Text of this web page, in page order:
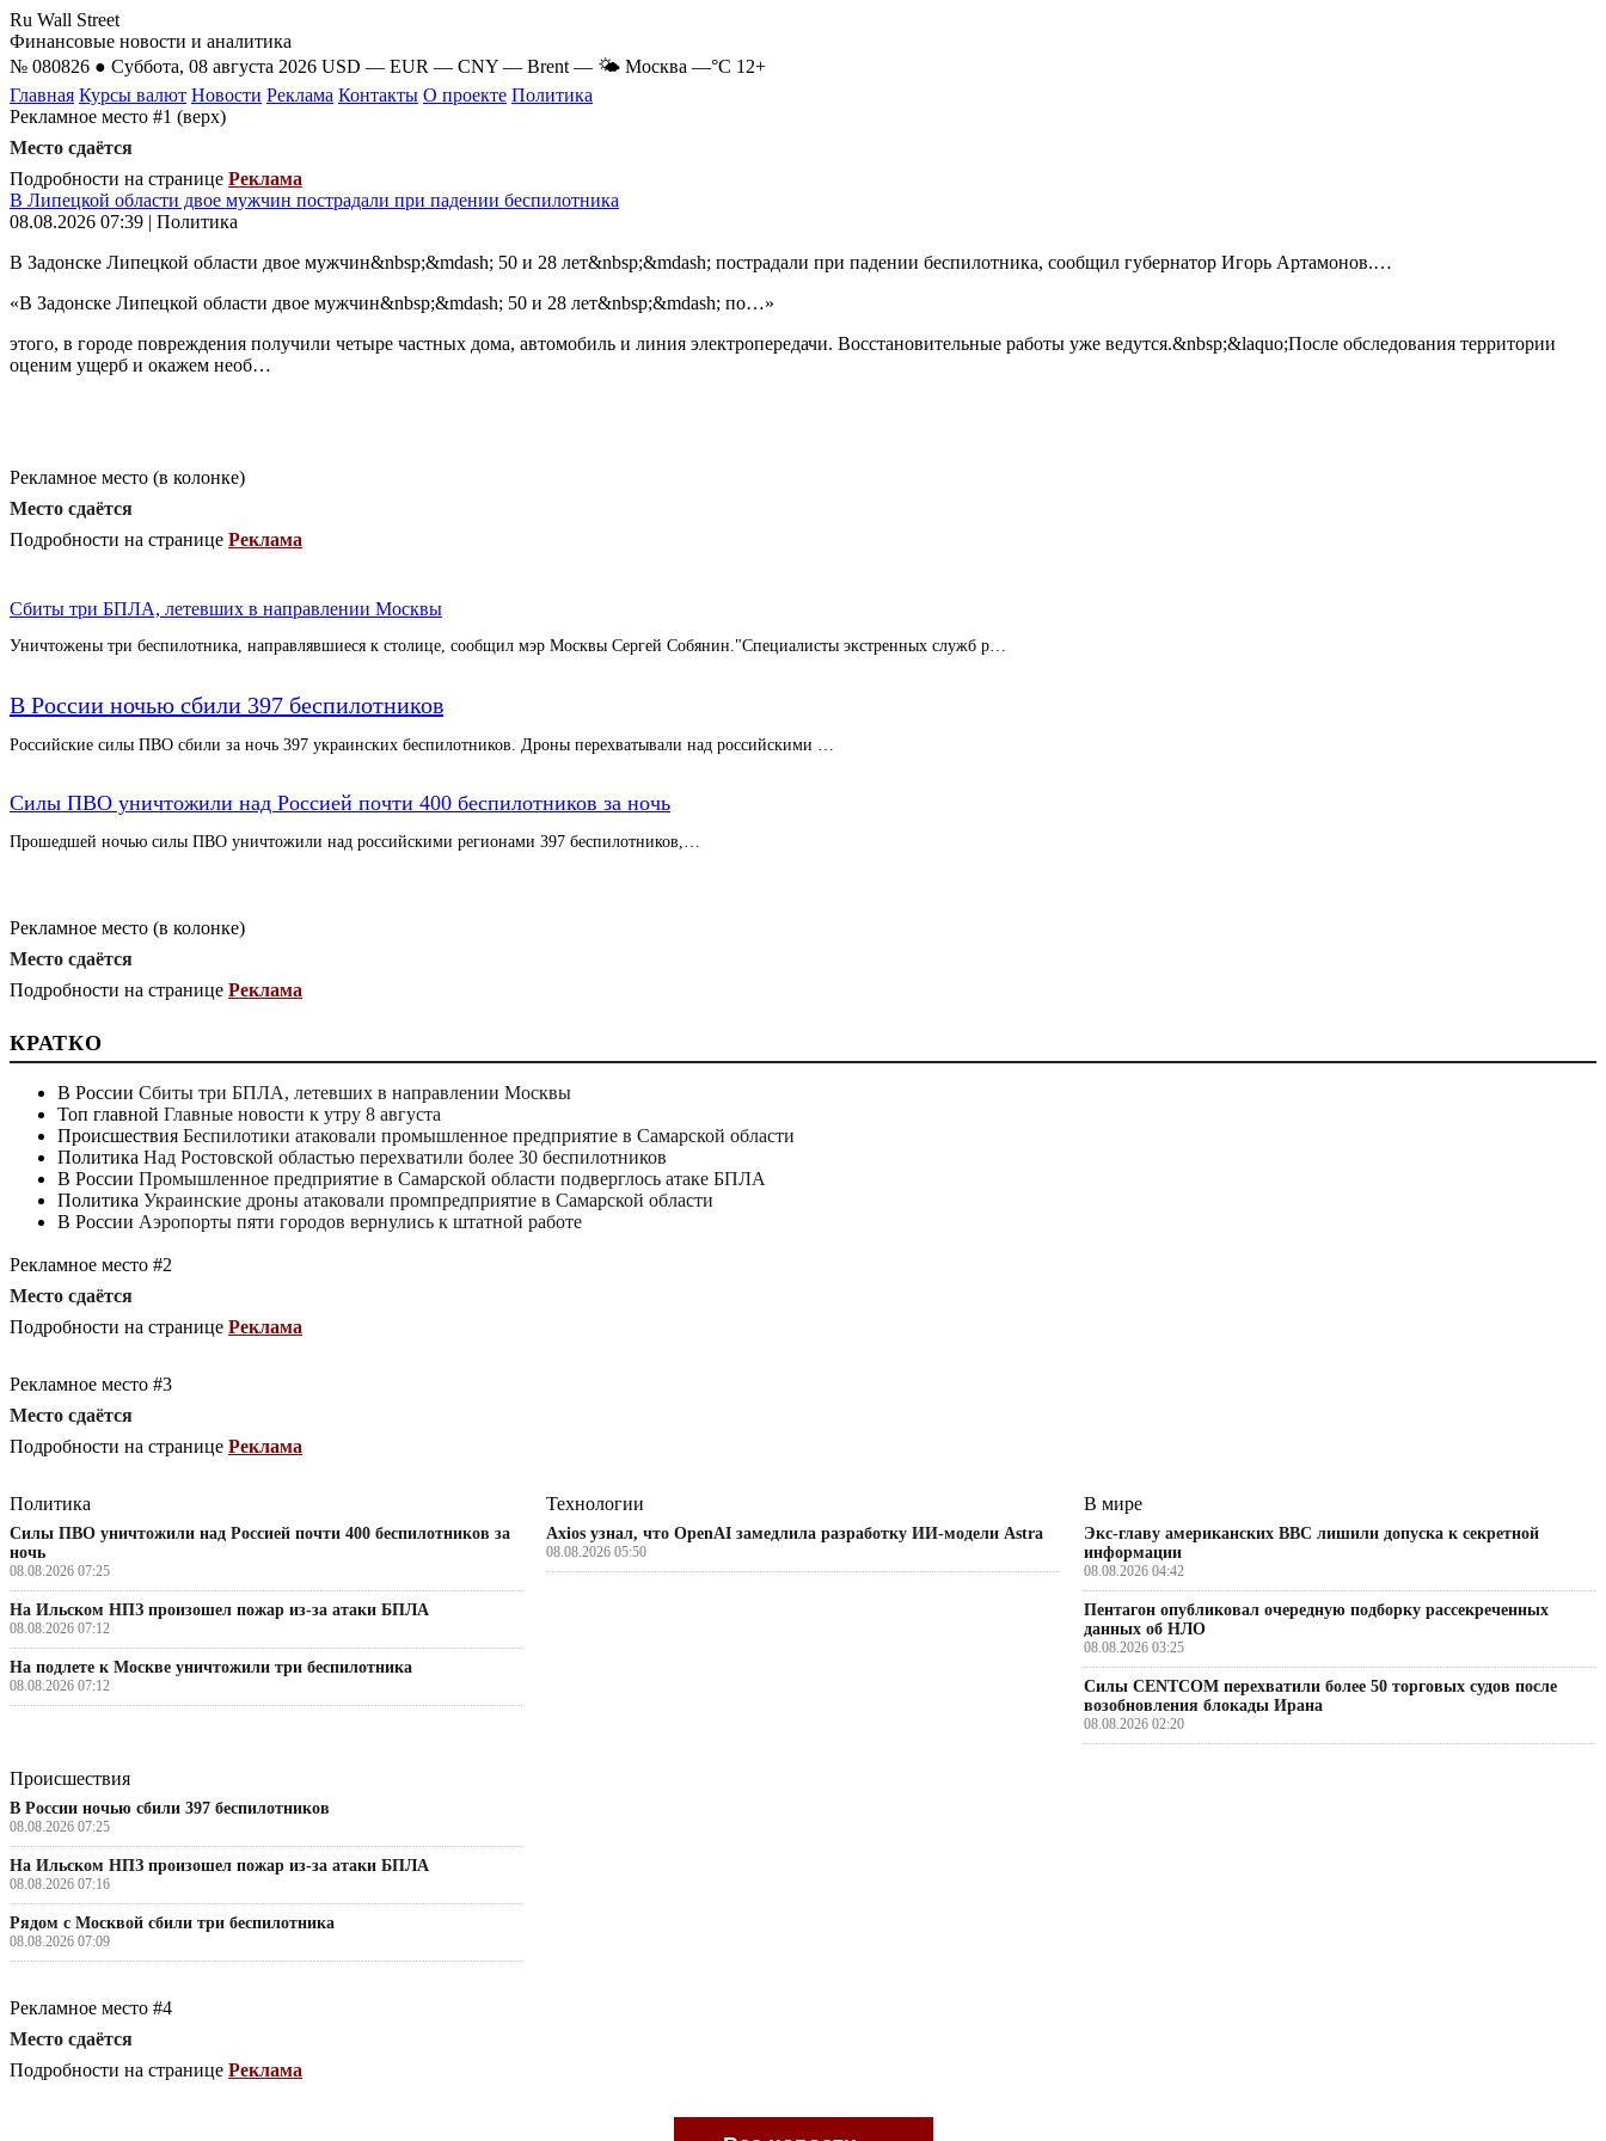
Ru Wall Street
Финансовые новости и аналитика
№ 080826 ● Суббота, 08 августа 2026 USD — EUR — CNY — Brent — 🌤 Москва —°C 12+
Главная Курсы валют Новости Реклама Контакты О проекте Политика
Рекламное место #1 (верх)
Место сдаётся
Подробности на странице Реклама
В Липецкой области двое мужчин пострадали при падении беспилотника
08.08.2026 07:39 | Политика
В Задонске Липецкой области двое мужчин&nbsp;&mdash; 50 и 28 лет&nbsp;&mdash; пострадали при падении беспилотника, сообщил губернатор Игорь Артамонов.…
«В Задонске Липецкой области двое мужчин&nbsp;&mdash; 50 и 28 лет&nbsp;&mdash; по…»
этого, в городе повреждения получили четыре частных дома, автомобиль и линия электропередачи. Восстановительные работы уже ведутся.&nbsp;&laquo;После обследования территории
оценим ущерб и окажем необ…
Рекламное место (в колонке)
Место сдаётся
Подробности на странице Реклама
Сбиты три БПЛА, летевших в направлении Москвы
Уничтожены три беспилотника, направлявшиеся к столице, сообщил мэр Москвы Сергей Собянин."Специалисты экстренных служб р…
В России ночью сбили 397 беспилотников
Российские силы ПВО сбили за ночь 397 украинских беспилотников. Дроны перехватывали над российскими …
Силы ПВО уничтожили над Россией почти 400 беспилотников за ночь
Прошедшей ночью силы ПВО уничтожили над российскими регионами 397 беспилотников,…
Рекламное место (в колонке)
Место сдаётся
Подробности на странице Реклама
КРАТКО
В России Сбиты три БПЛА, летевших в направлении Москвы
Топ главной Главные новости к утру 8 августа
Происшествия Беспилотики атаковали промышленное предприятие в Самарской области
Политика Над Ростовской областью перехватили более 30 беспилотников
В России Промышленное предприятие в Самарской области подверглось атаке БПЛА
Политика Украинские дроны атаковали промпредприятие в Самарской области
В России Аэропорты пяти городов вернулись к штатной работе
Рекламное место #2
Место сдаётся
Подробности на странице Реклама
Рекламное место #3
Место сдаётся
Подробности на странице Реклама
Политика
Силы ПВО уничтожили над Россией почти 400 беспилотников за
ночь
08.08.2026 07:25
На Ильском НПЗ произошел пожар из-за атаки БПЛА
08.08.2026 07:12
На подлете к Москве уничтожили три беспилотника
08.08.2026 07:12
Технологии
Axios узнал, что OpenAI замедлила разработку ИИ-модели Astra
08.08.2026 05:50
В мире
Экс-главу американских ВВС лишили допуска к секретной
информации
08.08.2026 04:42
Пентагон опубликовал очередную подборку рассекреченных
данных об НЛО
08.08.2026 03:25
Силы CENTCOM перехватили более 50 торговых судов после
возобновления блокады Ирана
08.08.2026 02:20
Происшествия
В России ночью сбили 397 беспилотников
08.08.2026 07:25
На Ильском НПЗ произошел пожар из-за атаки БПЛА
08.08.2026 07:16
Рядом с Москвой сбили три беспилотника
08.08.2026 07:09
Рекламное место #4
Место сдаётся
Подробности на странице Реклама